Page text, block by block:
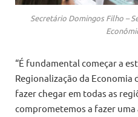
Secretário Domingos Filho –
“É fundamental começar a
Regionalização da Economia
fazer chegar em todas as
comprometemos a fazer